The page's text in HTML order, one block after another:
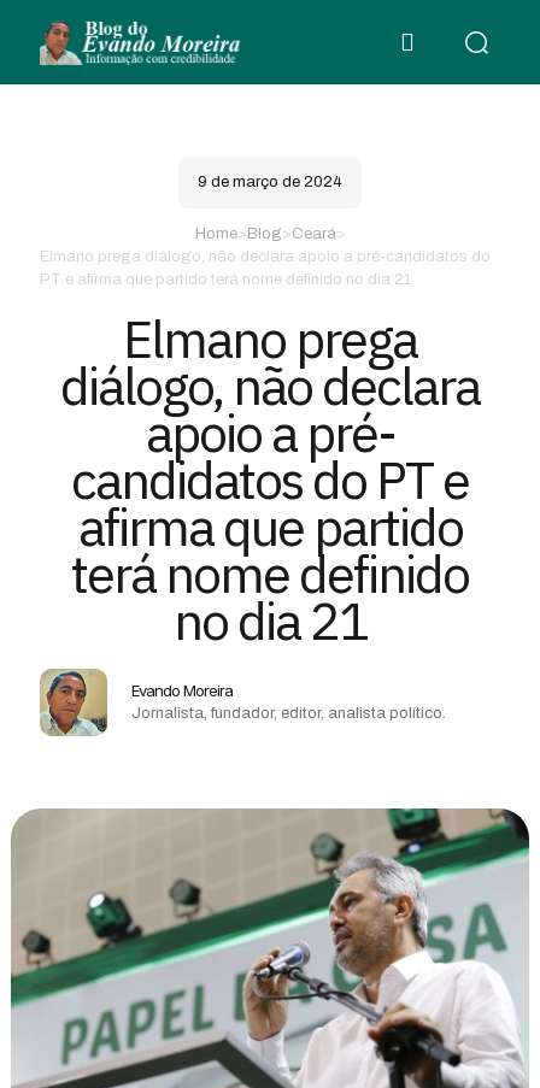
9 de março de 2024
Home> Blog>Ceará>
Elmano prega diálogo, não declara apoio a pré-candidatos do
PT e afirma que partido terá nome definido no dia 21
Elmano prega
diálogo, não declara
apoio a pré-
candidatos do PT e
afirma que partido
terá nome definido
no dia 21
Evando Moreira
Jornalista, fundador, editor, analista político.